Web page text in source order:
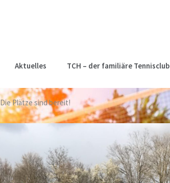
Aktuelles TCH – der familiäre Tennisclub
Die Plätze sind bereit!